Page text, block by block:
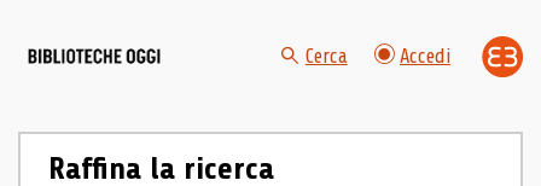
Cerca Accedi
Raffina la ricerca